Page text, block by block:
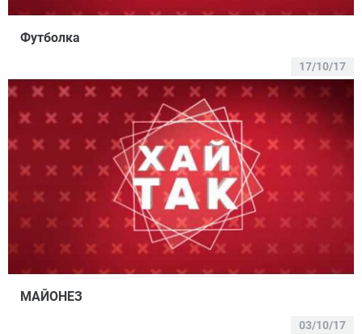
Футболка
17/10/17
МАЙОНЕЗ
03/10/17